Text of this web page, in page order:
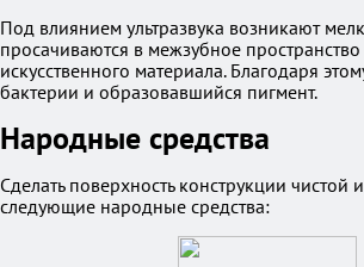
Под влиянием ультразвука возникают
просачиваются в межзубное
искусственного материала. Благодаря
бактерии и образовавшийся пигмент.
Народные средства
Сделать поверхность конструкции чистой
следующие народные средства: